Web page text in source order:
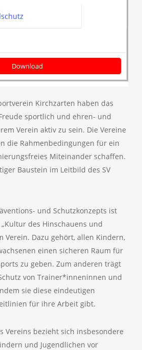
Download
Kirchzarten haben das
sportlich und ehren- und
Verein aktiv zu sein. Die Vereine
die Rahmenbedingungen für ein
Miteinander schaffen.
Baustein im Leitbild des SV
und Schutzkonzepts ist
des Hinschauens und
Verein. Dazu gehört, allen Kindern,
einen sicheren Raum für
zu geben. Zum anderen trägt
von Trainer*inneninnen und
sie diese eindeutigen
für ihre Arbeit gibt.
Vereins bezieht sich insbesondere
und Jugendlichen vor